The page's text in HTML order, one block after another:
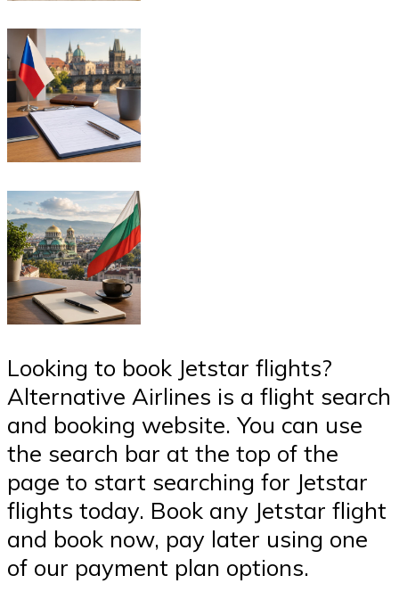
Looking to book Jetstar flights?
Alternative Airlines is a flight search
and booking website. You can use
the search bar at the top of the
page to start searching for Jetstar
flights today. Book any Jetstar flight
and book now, pay later using one
of our payment plan options.